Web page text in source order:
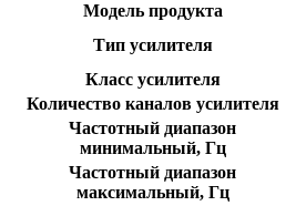
Модель продукта
Тип усилителя
Класс усилителя
Количество каналов усилителя
Частотный диапазон
минимальный, Гц
Частотный диапазон
максимальный, Гц